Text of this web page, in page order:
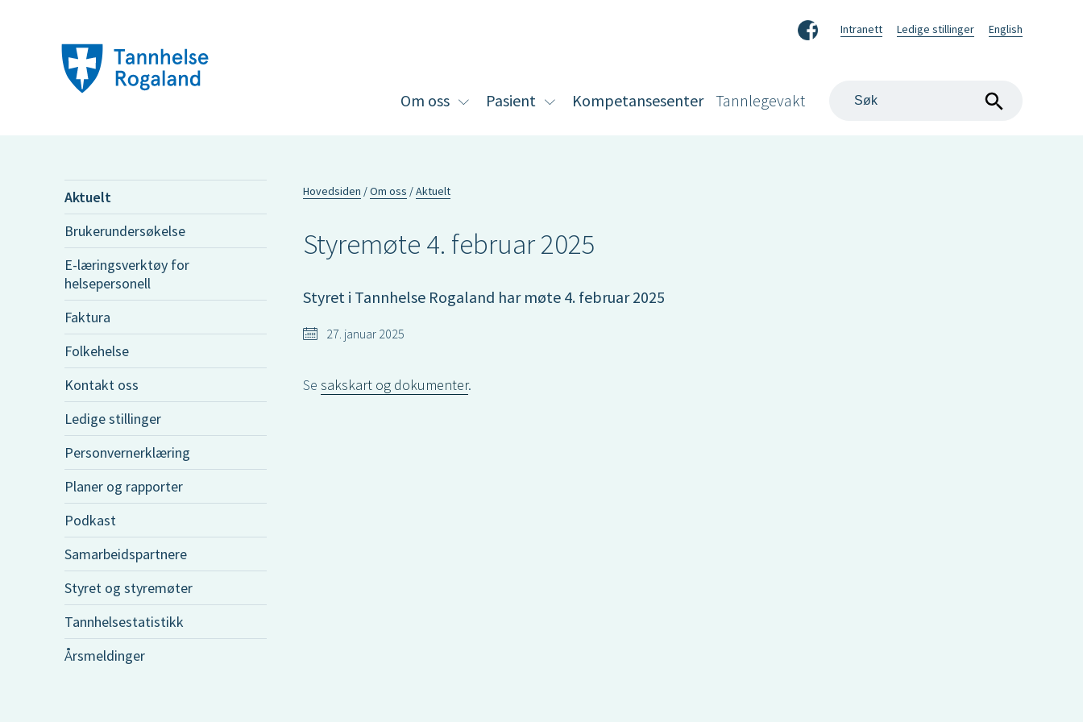
FacebookIntranett Ledige stillinger English
Om oss
Vis
Pasient
Vis
Kompetansesenter Tannlegevakt
Aktuelt
Brukerundersøkelse
E-læringsverktøy for
helsepersonell
Faktura
Folkehelse
Kontakt oss
Ledige stillinger
Personvernerklæring
Planer og rapporter
Podkast
Samarbeidspartnere
Styret og styremøter
Tannhelsestatistikk
Årsmeldinger
Hovedsiden Om oss Aktuelt
Styremøte 4. februar 2025
Styret i Tannhelse Rogaland har møte 4. februar 2025
27. januar 2025
Se sakskart og dokumenter.